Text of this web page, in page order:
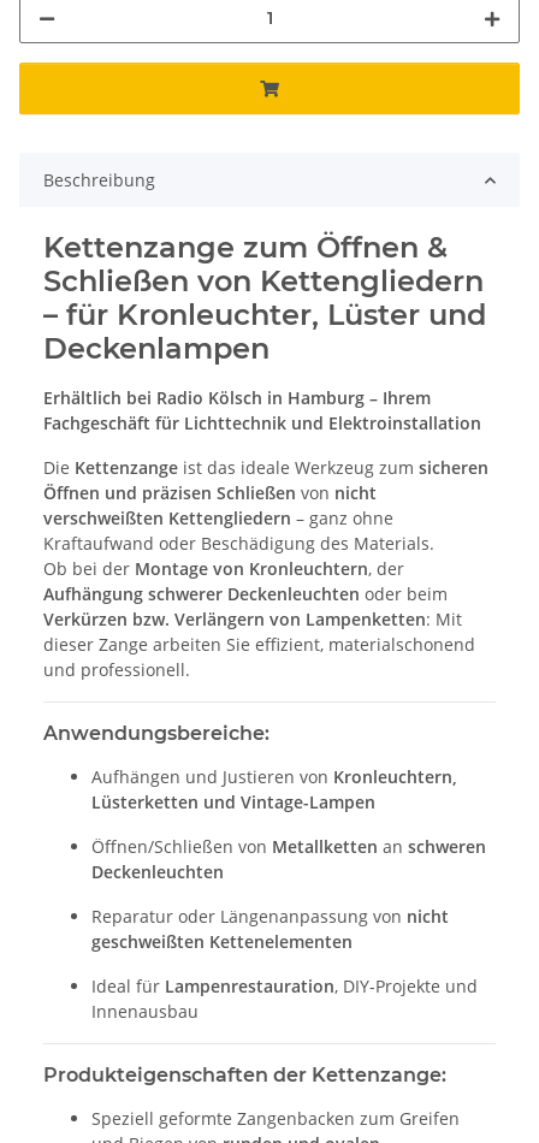
Beschreibung
Kettenzange zum Öffnen &
Schließen von Kettengliedern
– für Kronleuchter, Lüster und
Deckenlampen
Erhältlich bei Radio Kölsch in Hamburg – Ihrem
Fachgeschäft für Lichttechnik und Elektroinstallation
Die Kettenzange ist das ideale Werkzeug zum sicheren
Öffnen und präzisen Schließen von nicht
verschweißten Kettengliedern – ganz ohne
Kraftaufwand oder Beschädigung des Materials.
Ob bei der Montage von Kronleuchtern, der
Aufhängung schwerer Deckenleuchten oder beim
Verkürzen bzw. Verlängern von Lampenketten: Mit
dieser Zange arbeiten Sie effizient, materialschonend
und professionell.
Anwendungsbereiche:
Aufhängen und Justieren von Kronleuchtern,
Lüsterketten und Vintage-Lampen
Öffnen/Schließen von Metallketten an schweren
Deckenleuchten
Reparatur oder Längenanpassung von nicht
geschweißten Kettenelementen
Ideal für Lampenrestauration, DIY-Projekte und
Innenausbau
Produkteigenschaften der Kettenzange:
Speziell geformte Zangenbacken zum Greifen